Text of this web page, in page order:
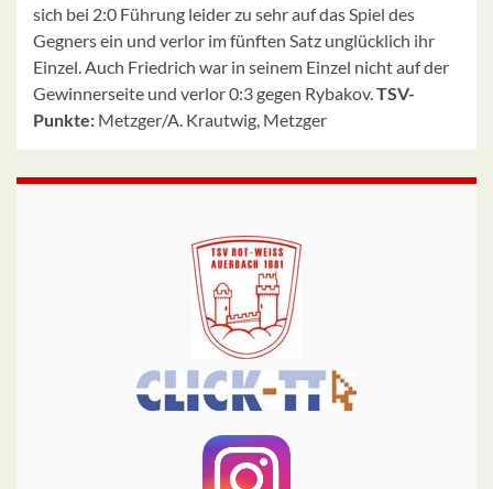
sich bei 2:0 Führung leider zu sehr auf das Spiel des
Gegners ein und verlor im fünften Satz unglücklich ihr
Einzel. Auch Friedrich war in seinem Einzel nicht auf der
Gewinnerseite und verlor 0:3 gegen Rybakov.TSV-
Punkte: Metzger/A. Krautwig, Metzger